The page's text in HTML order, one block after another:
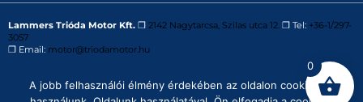
Lammers Trióda Motor Kft. ❒ 2142 Nagytarcsa, Szilas utca 12. ❒ Tel: +36-1/297-
3057
❒ Email: motor@triodamotor.hu
Powered byDigit-Now Kft.
0
A jobb felhasználói élmény érdekében az oldalon cookie-kat